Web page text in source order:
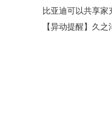
比亚迪可以共享家
【异动提醒】久